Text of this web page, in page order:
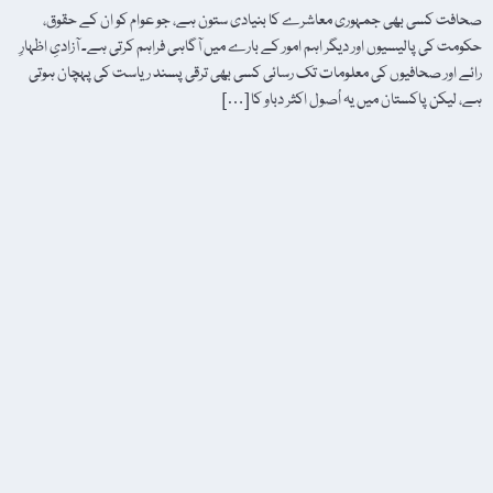
صحافت کسی بھی جمہوری معاشرے کا بنیادی ستون ہے، جو عوام کو ان کے حقوق،
حکومت کی پالیسیوں اور دیگر اہم امور کے بارے میں آگاہی فراہم کرتی ہے۔ آزادیِ اظہارِ
رائے اور صحافیوں کی معلومات تک رسائی کسی بھی ترقی پسند ریاست کی پہچان ہوتی
ہے، لیکن پاکستان میں یہ اُصول اکثر دباو کا […]